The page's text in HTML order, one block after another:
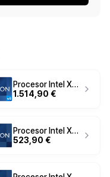
Procesor Intel Xeon w5-2555X / 14 Bërthama / 28 Threads / 3.30 GHz / Turbo deri në 4.80 GHz / 33.75 MB Cache / FCLGA4677 - Tray
1.514,90 €
Procesor Intel Xeon E-2436 / 6 Bërthama / 12 Threads / 2.90 GHz / Turbo deri në 5.00 GHz / 18 MB Cache / FCLGA1700 - Tray
523,90 €